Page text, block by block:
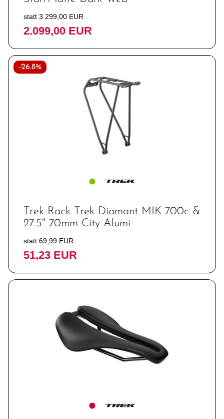
statt 3.299,00 EUR
2.099,00 EUR
-26.8%
Trek Rack Trek-Diamant MIK 700c &
27.5" 70mm City Alumi
statt 69,99 EUR
51,23 EUR